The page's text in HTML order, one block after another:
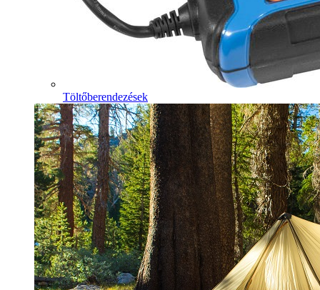
Töltőberendezések